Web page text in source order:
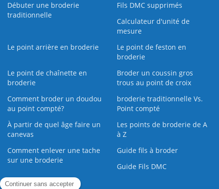
Débuter une broderie
traditionnelle
Fils DMC supprimés
Calculateur d'unité de
mesure
Le point arrière en broderie
Le point de feston en
broderie
Le point de chaînette en
broderie
Broder un coussin gros
trous au point de croix
Comment broder un doudou
au point compté?
broderie traditionnelle Vs.
Point compté
À partir de quel âge faire un
canevas
Les points de broderie de A
à Z
Comment enlever une tache
sur une broderie
Guide fils à broder
Guide Fils DMC
Guide de la Broderie